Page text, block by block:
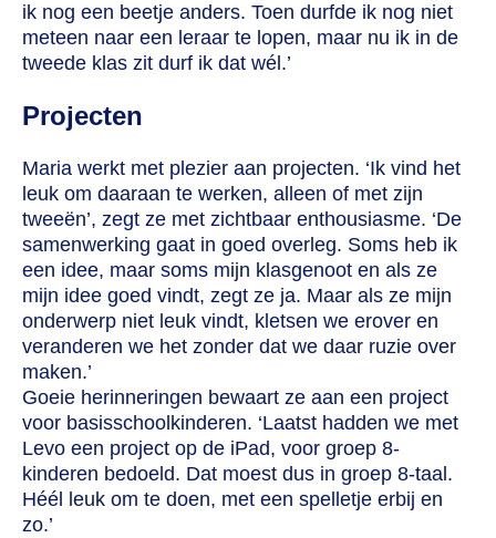
ik nog een beetje anders. Toen durfde ik nog niet
meteen naar een leraar te lopen, maar nu ik in de
tweede klas zit durf ik dat wél.’
Projecten
Maria werkt met plezier aan projecten. ‘Ik vind het
leuk om daaraan te werken, alleen of met zijn
tweeën’, zegt ze met zichtbaar enthousiasme. ‘De
samenwerking gaat in goed overleg. Soms heb ik
een idee, maar soms mijn klasgenoot en als ze
mijn idee goed vindt, zegt ze ja. Maar als ze mijn
onderwerp niet leuk vindt, kletsen we erover en
veranderen we het zonder dat we daar ruzie over
maken.’
Goeie herinneringen bewaart ze aan een project
voor basisschoolkinderen. ‘Laatst hadden we met
Levo een project op de iPad, voor groep 8-
kinderen bedoeld. Dat moest dus in groep 8-taal.
Héél leuk om te doen, met een spelletje erbij en
zo.’